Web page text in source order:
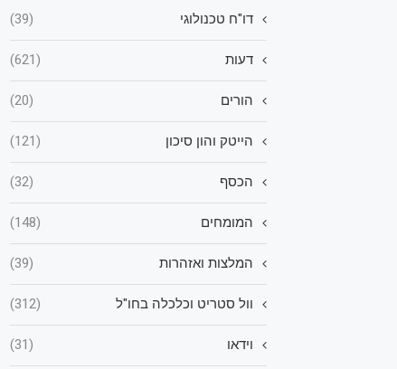
דו"ח טכנולוגי (39)
דעות (621)
הורים (20)
הייטק והון סיכון (121)
הכסף (32)
המומחים (148)
המלצות ואזהרות (39)
וול סטריט וכלכלה בחו"ל (312)
וידאו (31)